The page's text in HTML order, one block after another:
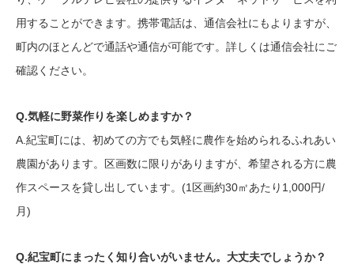
用することができます。携帯電話は、通信会社にもよりますが、
町内のほとんどで通話や通信が可能です。詳しくは通信会社にご
確認ください。
Q.気軽に野菜作りを楽しめますか？
A.紀宝町には、初めての方でも気軽に農作を始められるふれあい
農園があります。区画数に限りがありますが、希望される方に農
作スペースを貸し出しています。(1区画約30㎡あたり1,000円/
月)
Q.紀宝町にまったく知り合いがいません。大丈夫でしょうか？